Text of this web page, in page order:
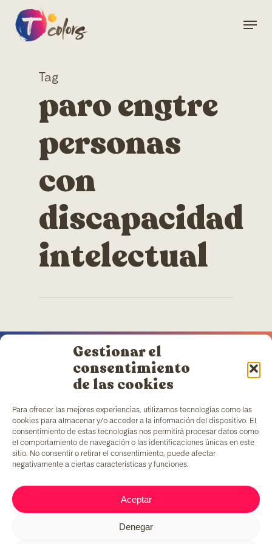
Gestionar el
consentimiento
de las cookies
Para ofrecer las mejores experiencias, utilizamos tecnologías como las
cookies para almacenar y/o acceder a la información del dispositivo. El
consentimiento de estas tecnologías nos permitirá procesar datos como
el comportamiento de navegación o las identificaciones únicas en este
sitio. No consentir o retirar el consentimiento, puede afectar
negativamente a ciertas características y funciones.
Aceptar
Denegar
main
Tag
paro engtre
personas
con
discapacidad
intelectual
Barcelone et de son propre laboratoire pour la
création de peintures et d’adhésifs. Peintures à
l’eau, produites conformément à la réglementation
EN-71, qui apportent un ingrédient unique sur le
marché : générer des emplois pour des groupes en
situation de vulnérabilité.
T. 679 08 57 58